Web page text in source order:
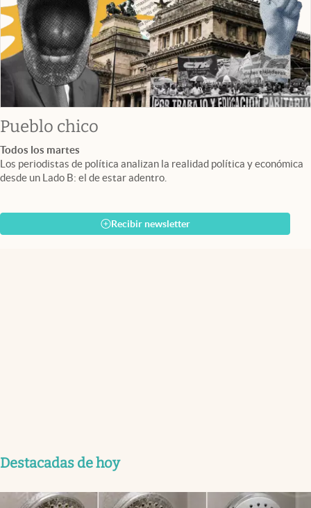
Pueblo chico
Todos los martes
Los periodistas de política analizan la realidad política y económica
desde un Lado B: el de estar adentro.
Recibir newsletter
Destacadas de hoy